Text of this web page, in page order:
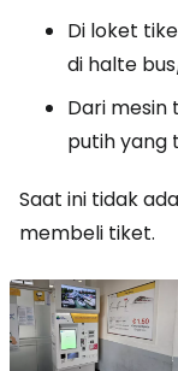
Di loket
di halte
Dari mesin
putih yang
Saat ini tidak
membeli tiket.